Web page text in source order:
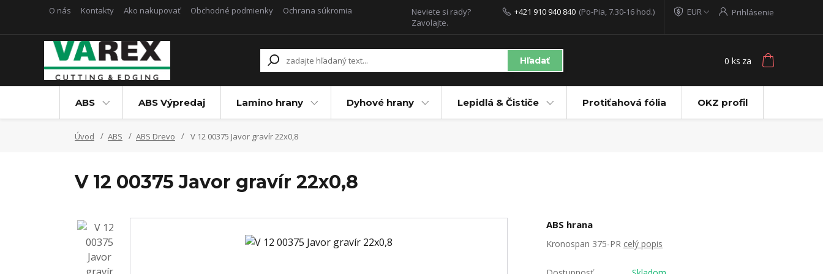
O nás Kontakty Ako nakupovať Obchodné podmienky Ochrana súkromia EUR Prihlásenie
Hľadať
Neviete si rady?
Zavolajte.
+421 910 940 840 (Po-Pia, 7.30-16 hod.)
0 ks za
ABS ABS Výpredaj Lamino hrany Dyhové hrany Lepidlá & Čističe Protiťahová fólia OKZ profil
Úvod ABS ABS Drevo V 12 00375 Javor gravír 22x0,8
V 12 00375 Javor gravír 22x0,8
ABS hrana
Kronospan 375-PR celý popis